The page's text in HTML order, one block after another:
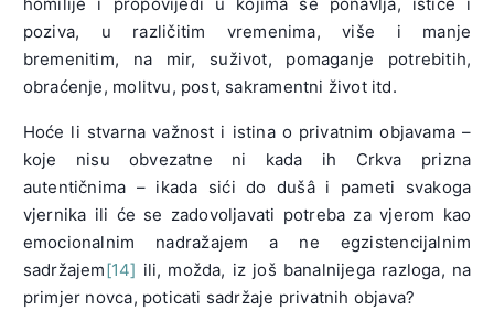
poziva, u različitim vremenima, više i manje
bremenitim, na mir, suživot, pomaganje potrebitih,
obraćenje, molitvu, post, sakramentni život itd.
Hoće li stvarna važnost i istina o privatnim objavama –
koje nisu obvezatne ni kada ih Crkva prizna
autentičnima – ikada sići do dušâ i pameti svakoga
vjernika ili će se zadovoljavati potreba za vjerom kao
emocionalnim nadražajem a ne egzistencijalnim
sadržajem[14] ili, možda, iz još banalnijega razloga, na
primjer novca, poticati sadržaje privatnih objava?